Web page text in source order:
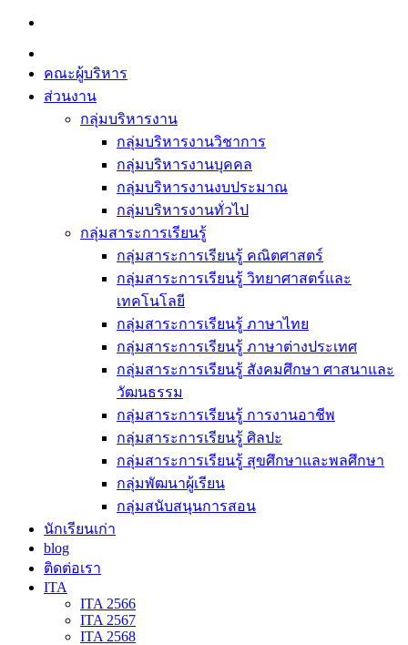
Skip
content
คณะผู้บริหาร
ส่วนงาน
กลุ่มบริหารงาน
กลุ่มบริหารงานวิชาการ
กลุ่มบริหารงานบุคคล
กลุ่มบริหารงานงบประมาณ
กลุ่มบริหารงานทั่วไป
กลุ่มสาระการเรียนรู้
กลุ่มสาระการเรียนรู้ คณิตศาสตร์
กลุ่มสาระการเรียนรู้ วิทยาศาสตร์และ
เทคโนโลยี
กลุ่มสาระการเรียนรู้ ภาษาไทย
กลุ่มสาระการเรียนรู้ ภาษาต่างประเทศ
กลุ่มสาระการเรียนรู้ สังคมศึกษา ศาสนาและ
วัฒนธรรม
กลุ่มสาระการเรียนรู้ การงานอาชีพ
กลุ่มสาระการเรียนรู้ ศิลปะ
กลุ่มสาระการเรียนรู้ สุขศึกษาและพลศึกษา
กลุ่มพัฒนาผู้เรียน
กลุ่มสนับสนุนการสอน
นักเรียนเก่า
blog
ติดต่อเรา
ITA
ITA 2566
ITA 2567
ITA 2568